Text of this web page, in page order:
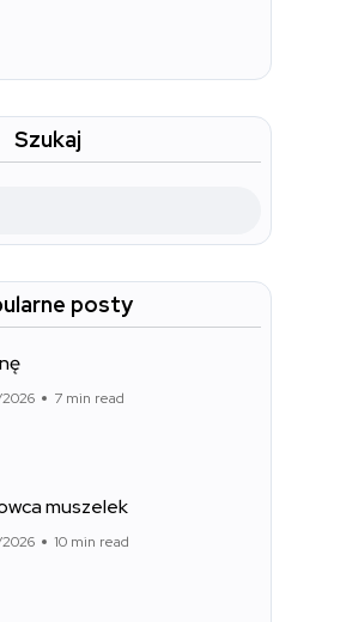
Szukaj
posty
7 min read
muszelek
10 min read